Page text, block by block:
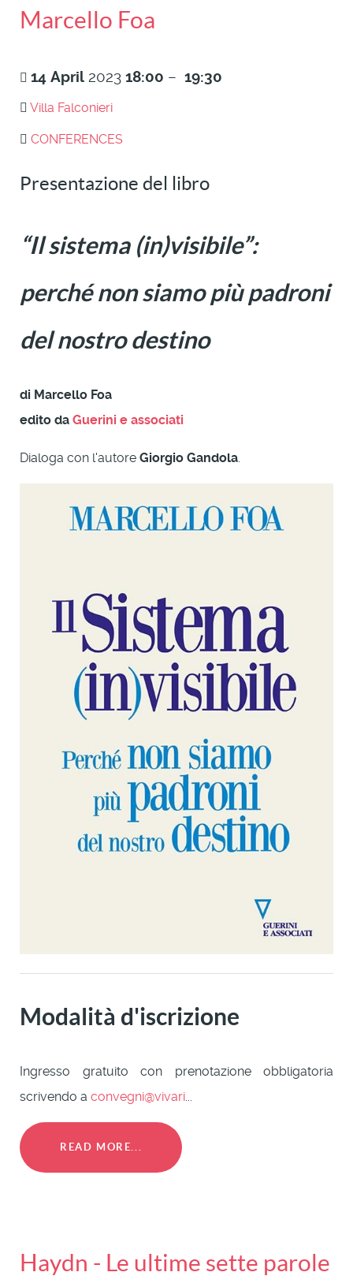
Marcello Foa
14 April 2023 18:00 – 19:30
Villa Falconieri
CONFERENCES
Presentazione del libro
“Il sistema (in)visibile”:
perché non siamo più padroni
del nostro destino
di Marcello Foa
edito da Guerini e associati
Dialoga con l'autore Giorgio Gandola.
Modalità d'iscrizione
Ingresso gratuito con prenotazione obbligatoria
scrivendo a convegni@vivari...
READ MORE...
Haydn - Le ultime sette parole